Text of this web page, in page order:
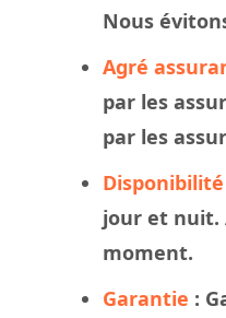
Nous
Agré
par les
par les
jour et nuit.
moment.
Garantie :